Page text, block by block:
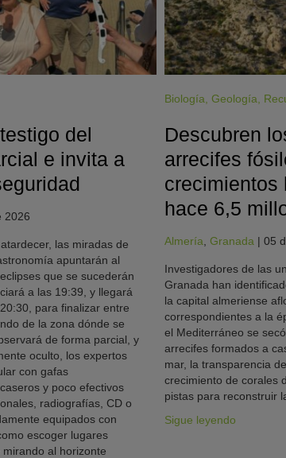
del
e invita a
2026
las miradas de
apuntarán al
que se sucederán
a las 19:39, y llegará
para finalizar entre
de la zona dónde se
de forma parcial, y
oculto, los expertos
con gafas
y poco efectivos
radiografías, CD o
equipados con
escoger lugares
al horizonte
Biología ,Geología
Descubren
arrecifes
crecimientos
hace 6,5
Almería ,Granada |05
Investigadores de las
Granada han
la capital almeriense
correspondientes a la
el Mediterráneo se
arrecifes formados a
mar, la transparencia
crecimiento de corales
pistas para reconstruir
Sigue leyendo